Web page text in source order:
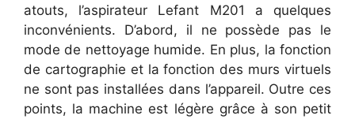
atouts, l’aspirateur Lefant M201 a quelques
inconvénients. D’abord, il ne possède pas le
mode de nettoyage humide. En plus, la fonction
de cartographie et la fonction des murs virtuels
ne sont pas installées dans l’appareil. Outre ces
points, la machine est légère grâce à son petit